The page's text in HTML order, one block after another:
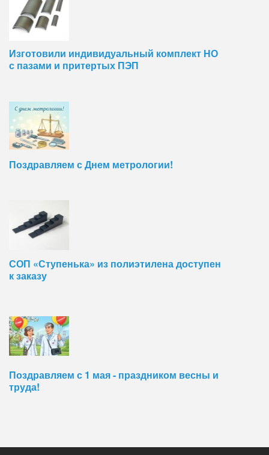
Изготовили индивидуальный комплект НО
с пазами и притертых ПЭП
Поздравляем с Днем метрологии!
СОП «Ступенька» из полиэтилена доступен
к заказу
Поздравляем с 1 мая - праздником весны и
труда!